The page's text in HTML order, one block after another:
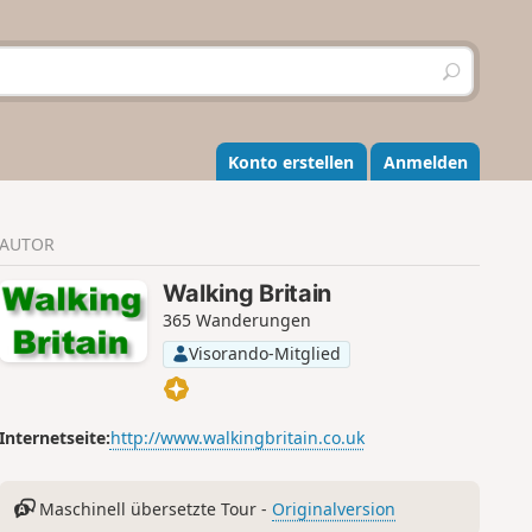
S
u
h
e
n
Konto erstellen Anmelden
AUTOR
Walking Britain
365 Wanderungen
Visorando-Mitglied
Internetseite:http://www.walkingbritain.co.uk
Maschinell übersetzte Tour - Originalversion